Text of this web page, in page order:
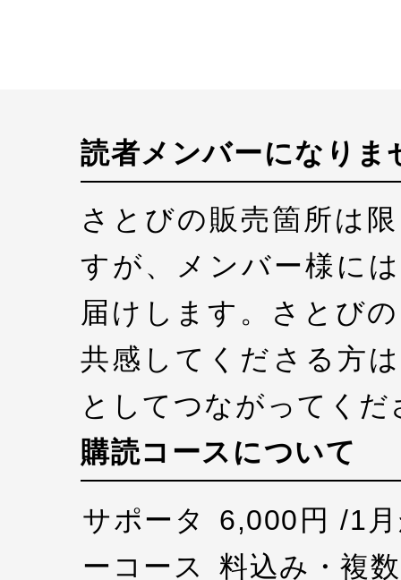
読者メンバーになりま
さとびの販売箇所は
すが、メンバー様に
届けします。さとび
共感してくださる方
としてつながってくだ
購読コースについて
サポータ
ーコース
6,000円 /1
料込み・複